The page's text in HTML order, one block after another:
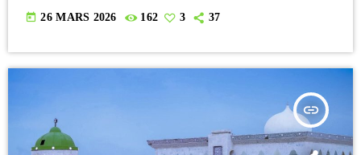
today 26 MARS 2026 162 3 37
insert_link